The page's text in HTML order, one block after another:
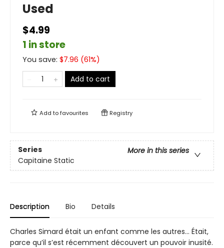
Used
$4.99
1 in store
You save: $7.96 (61%)
Add to cart
Add tofavourites Registry
Series
More in this series
Capitaine Static
Description Bio Details
Charles Simard était un enfant comme les autres… Était,
parce qu’il s’est récemment découvert un pouvoir inusité.